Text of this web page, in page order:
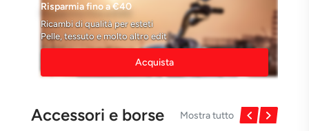
Risparmia fino a €40
Ricambi di qualità per esteti
Pelle, tessuto e molto altro edit
Acquista
Accessori e borse Mostra tutto